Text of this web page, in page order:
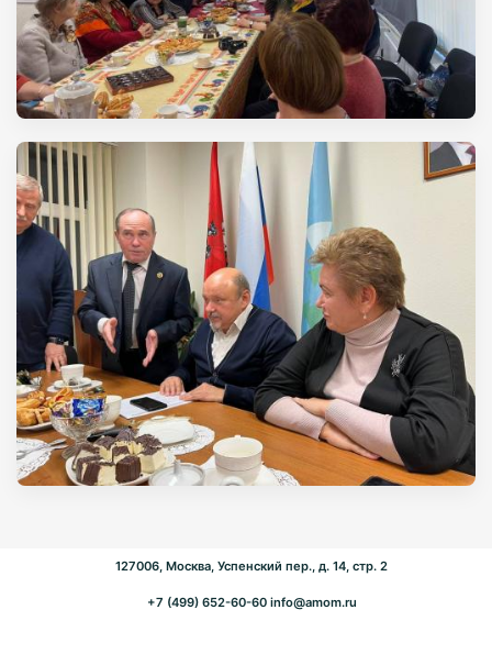
127006, Москва, Успенский пер., д. 14, стр. 2
+7 (499) 652-60-60 info@amom.ru